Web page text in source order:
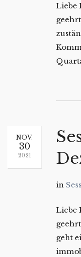
Liebe
NOV.
30
2021
in
Liebe
geht